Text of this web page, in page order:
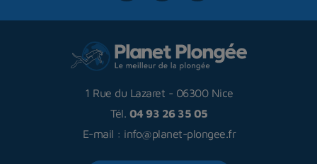
1 Rue du Lazaret - 06300 Nice
Tél. 04 93 26 35 05
E-mail : info@planet-plongee.fr